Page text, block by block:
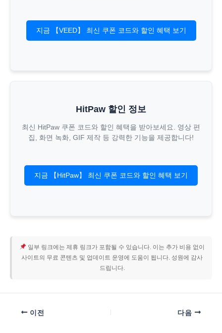
지금 【VEED】 최신 쿠폰 코드와 할인 혜택 보기
HitPaw 할인 정보
최신 HitPaw 쿠폰 코드와 할인 혜택을 받아보세요. 영상 편
집, 화면 녹화, GIF 제작 등 강력한 기능을 제공합니다!
지금 【HitPaw】 최신 쿠폰 코드와 할인 혜택 보기
일부 링크에는 제휴 링크가 포함될 수 있습니다. 이는 추가 비용 없이
사이트의 무료 콘텐츠 및 업데이트 운영에 도움이 됩니다. 성원에 감사
드립니다.
이전 다음